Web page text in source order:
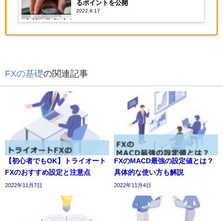
るポイントを公開
2022.6.17
FXの基礎の関連記事
【初心者でもOK】トライオート
FXのおすすめ設定と注意点
2022年11月7日
FXのMACD最強の設定値とは？
具体的な使い方も解説
2022年11月4日